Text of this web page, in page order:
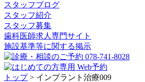
スタッフブログ
スタッフ紹介
スタッフ募集
歯科医師求人専門サイト
施設基準等に関する掲示
トップ> インプラント治療009